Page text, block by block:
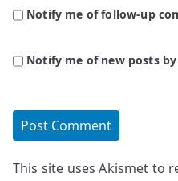
Notify me of follow-up
Notify me of new posts
This site uses Akismet to